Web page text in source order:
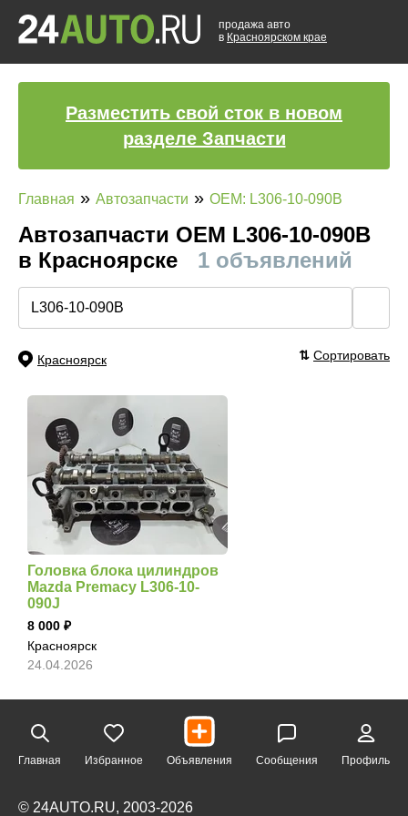
продажа авто
в Красноярском крае
Разместить свой сток в новом
разделе Запчасти
Главная » Автозапчасти » OEM: L306-10-090B
Автозапчасти ОЕМ L306-10-090B
в Красноярске
1 объявлений
Красноярск ⇅ Сортировать
Головка блока цилиндров
Mazda Premacy L306-10-
090J
8 000
Красноярск
24.04.2026
Главная Избранное Объявления Сообщения Профиль
© 24AUTO.RU, 2003-2026